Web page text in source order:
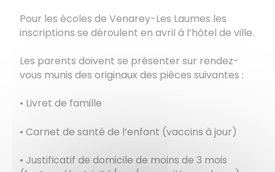
Pour les écoles de Venarey-Les Laumes les
inscriptions se déroulent en avril à l’hôtel de ville.
Les parents doivent se présenter sur rendez-
vous munis des originaux des pièces suivantes :
• Livret de famille
• Carnet de santé de l’enfant (vaccins à jour)
• Justificatif de domicile de moins de 3 mois